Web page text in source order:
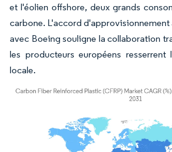
et l'éolien offshore, deux grands
carbone. L'accord d'approvisionnement
avec Boeing souligne la collaboration
les producteurs européens
locale.